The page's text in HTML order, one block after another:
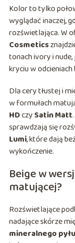
Kolor to tylko
wyglądać inaczej,
rozświetlająca. W
Cosmetics
tonach ivory i nude,
kryciu w odcieniach
Dla cery tłustej i
w formułach
HDczy Satin Matt
sprawdzają się
Lumi, które dają
wykończenie.
Beige w
matującej?
Rozświetlające
nadające skórze
mineralnego pyłu